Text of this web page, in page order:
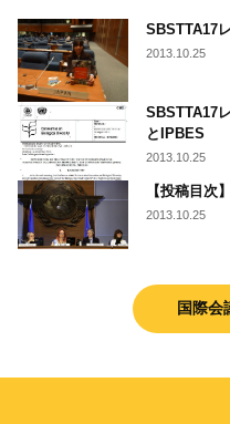
SBSTTA17
2013.10.25
SBSTTA17
とIPBES
2013.10.25
【投稿目次
2013.10.25
国際会